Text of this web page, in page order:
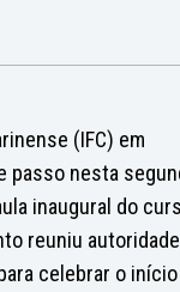
(IFC) em
passo nesta
inaugural do
reuniu
celebrar o início